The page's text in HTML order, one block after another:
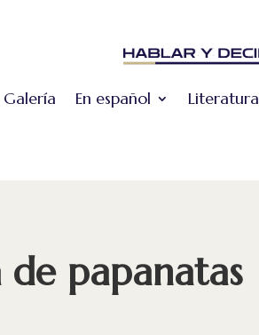
Galería En español Literatura
papanatas